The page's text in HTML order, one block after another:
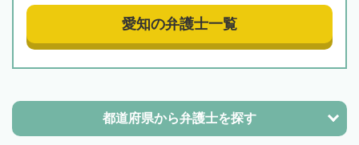
愛知の弁護士一覧
都道府県から弁護士を探す